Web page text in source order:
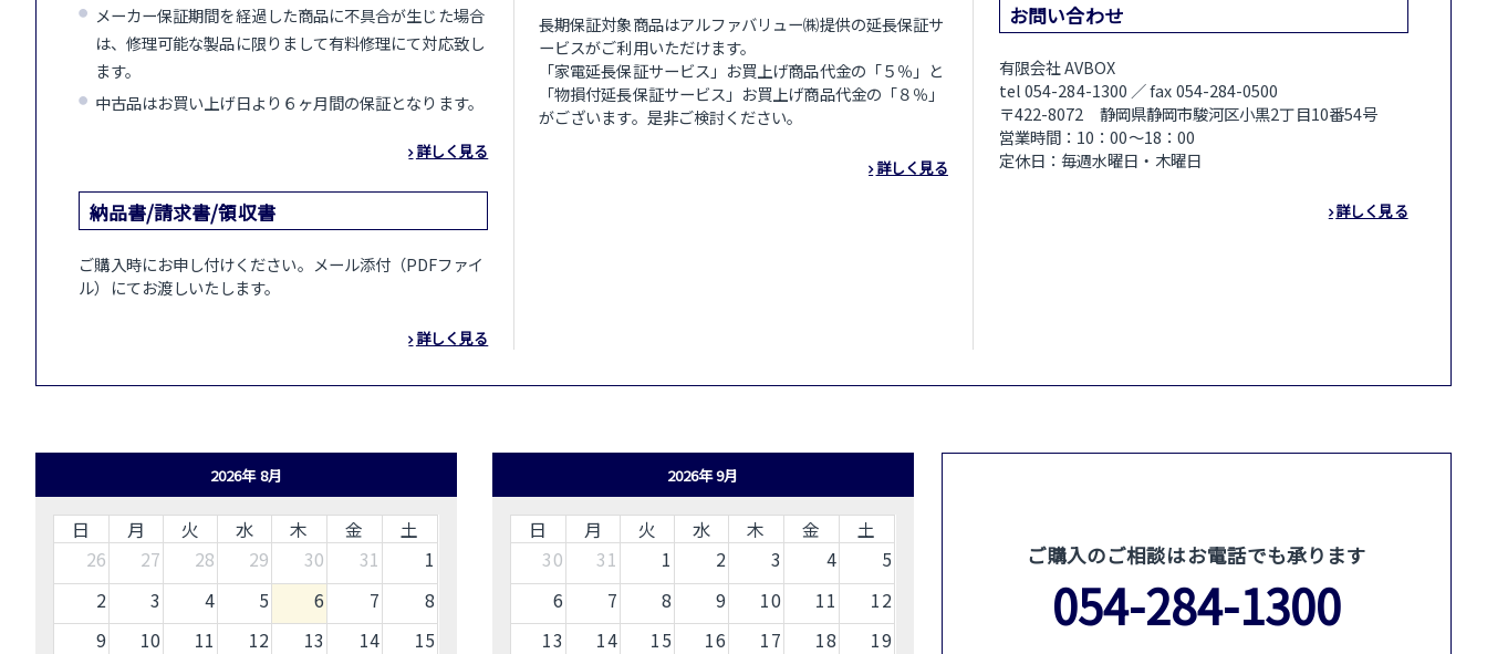
メーカー保証期間を経過した商品に不具合が生じた場合
は、修理可能な製品に限りまして有料修理にて対応致し
ます。
中古品はお買い上げ日より６ヶ月間の保証となります。
詳しく見る
納品書/請求書/領収書
ご購入時にお申し付けください。メール添付（PDFファイ
ル）にてお渡しいたします。
詳しく見る
長期保証対象商品はアルファバリュー㈱提供の延長保証サ
ービスがご利用いただけます。
「家電延長保証サービス」お買上げ商品代金の「５％」と
「物損付延長保証サービス」お買上げ商品代金の「８％」
がございます。是非ご検討ください。
詳しく見る
お問い合わせ
有限会社 AVBOX
tel 054-284-1300 ／ fax 054-284-0500
〒422-8072 静岡県静岡市駿河区小黒2丁目10番54号
営業時間：10：00～18：00
定休日：毎週水曜日・木曜日
詳しく見る
2026年 8月
日 月 火 水 木 金
土
26
27 28 29 30 31
1
2
3 4 5 6 7
8
9
10 11 12 13 14
15
2026年 9月
日 月 火 水 木 金
土
30
31 1 2 3 4
5
6
7 8 9 10 11
12
13
14 15 16 17 18
19
ご購入のご相談はお電話でも承ります
054-284-1300